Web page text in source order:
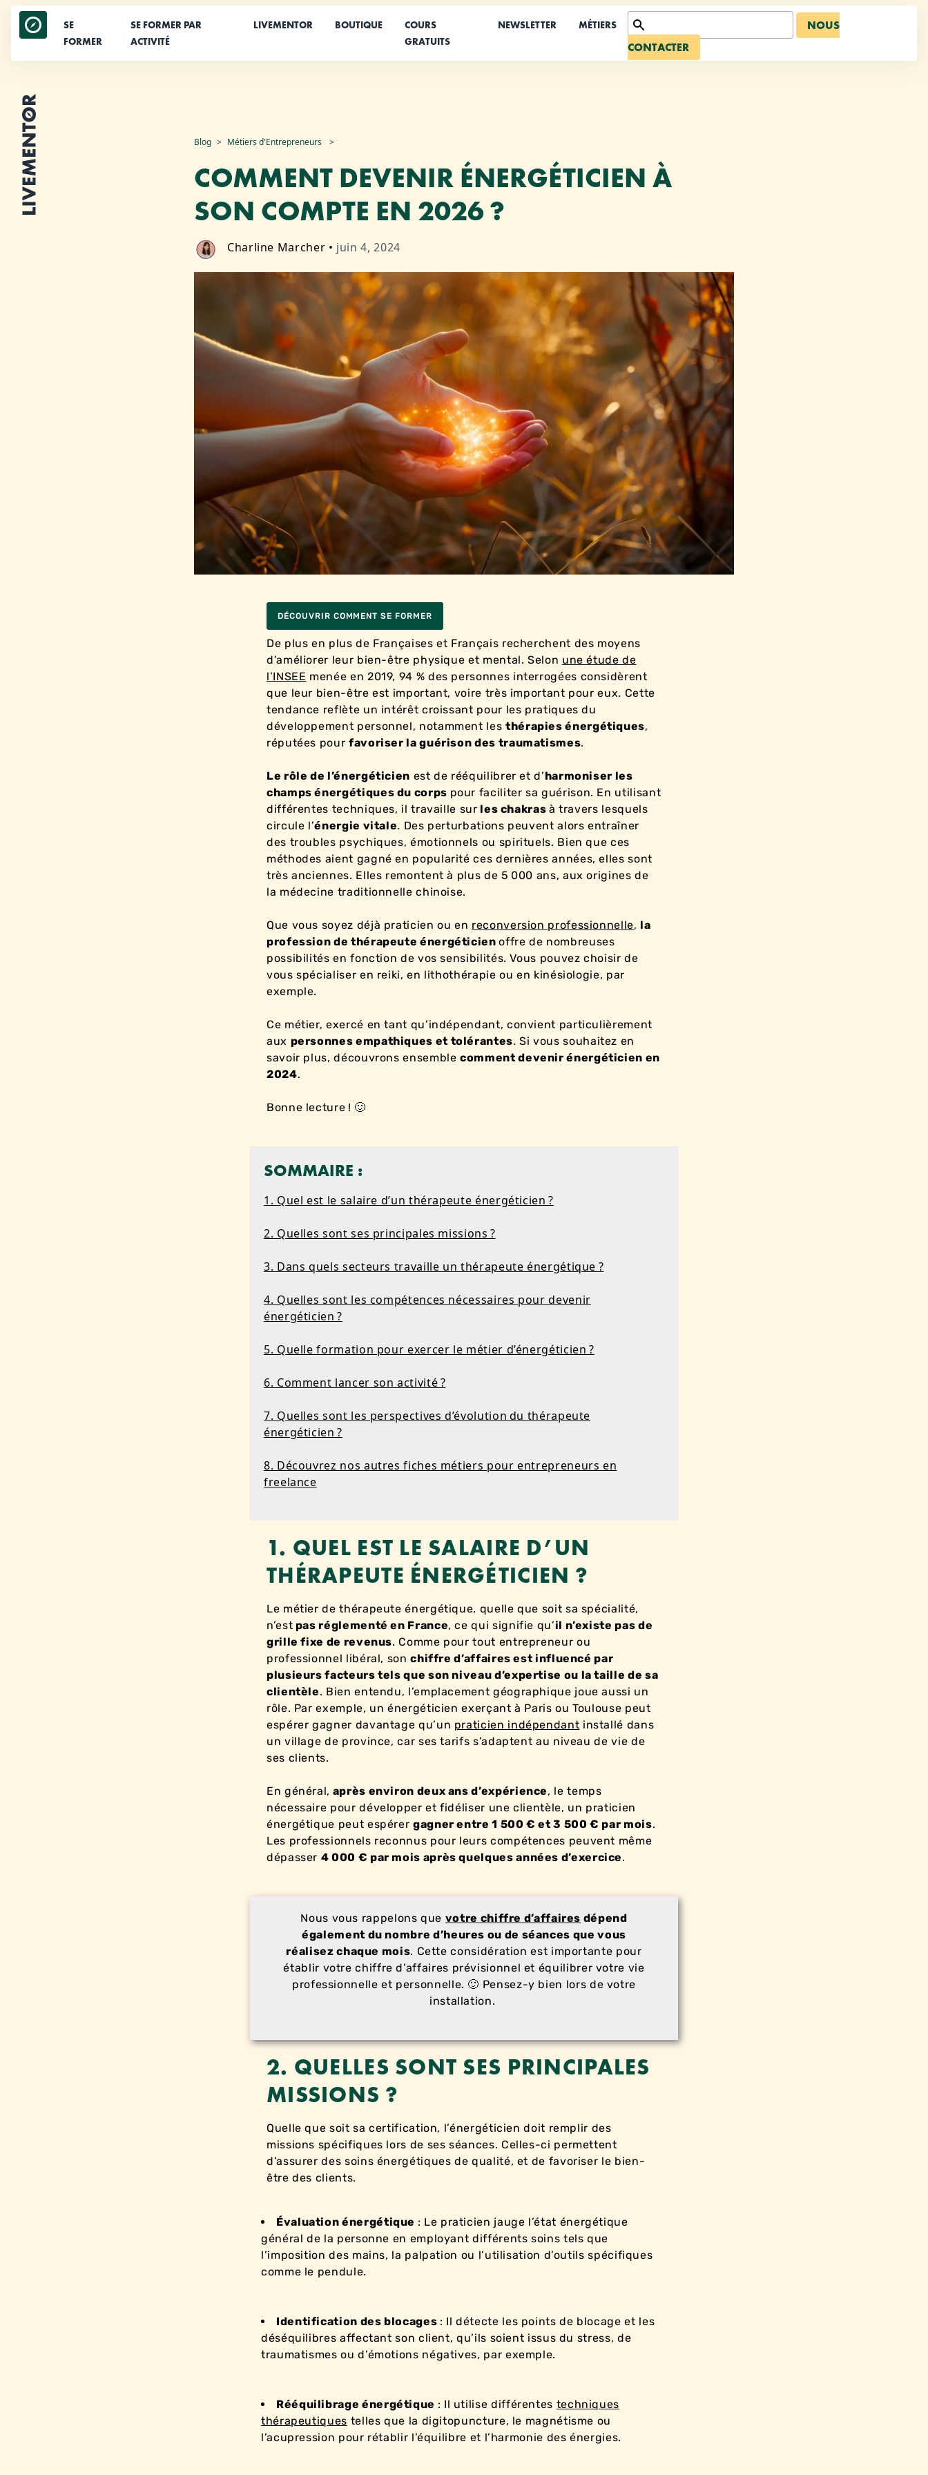
Aller
contenu
SE
FORMER
SE FORMER PAR
ACTIVITÉ
LIVEMENTOR BOUTIQUE
COURS
GRATUITS
NEWSLETTER MÉTIERS
NOUS
CONTACTER
Blog Métiers d'Entrepreneurs
COMMENT DEVENIR ÉNERGÉTICIEN À
SON COMPTE EN 2026 ?
Charline Marcher • juin 4, 2024
DÉCOUVRIR COMMENT SE FORMER
De plus en plus de Françaises et Français recherchent des moyens
d’améliorer leur bien-être physique et mental. Selon une étude de
l’INSEE menée en 2019, 94 % des personnes interrogées considèrent
que leur bien-être est important, voire très important pour eux. Cette
tendance reflète un intérêt croissant pour les pratiques du
développement personnel, notamment les thérapies énergétiques,
réputées pour favoriser la guérison des traumatismes.
Le rôle de l’énergéticien est de rééquilibrer et d’harmoniser les
champs énergétiques du corps pour faciliter sa guérison. En utilisant
différentes techniques, il travaille sur les chakras à travers lesquels
circule l’énergie vitale. Des perturbations peuvent alors entraîner
des troubles psychiques, émotionnels ou spirituels. Bien que ces
méthodes aient gagné en popularité ces dernières années, elles sont
très anciennes. Elles remontent à plus de 5 000 ans, aux origines de
la médecine traditionnelle chinoise.
Que vous soyez déjà praticien ou en reconversion professionnelle, la
profession de thérapeute énergéticienoffre de nombreuses
possibilités en fonction de vos sensibilités. Vous pouvez choisir de
vous spécialiser en reiki, en lithothérapie ou en kinésiologie, par
exemple.
Ce métier, exercé en tant qu’indépendant, convient particulièrement
aux personnes empathiques et tolérantes. Si vous souhaitez en
savoir plus, découvrons ensemblecomment devenir énergéticien en
2024.
Bonne lecture ! 🙂
SOMMAIRE :
1. Quel est le salaire d’un thérapeute énergéticien ?
2. Quelles sont ses principales missions ?
3. Dans quels secteurs travaille un thérapeute énergétique ?
4. Quelles sont les compétences nécessaires pour devenir
énergéticien ?
5. Quelle formation pour exercer le métier d’énergéticien ?
6. Comment lancer son activité ?
7. Quelles sont les perspectives d’évolution du thérapeute
énergéticien ?
8. Découvrez nos autres fiches métiers pour entrepreneurs en
freelance
1. QUEL EST LE SALAIRE D’UN
THÉRAPEUTE ÉNERGÉTICIEN ?
Le métier de thérapeute énergétique, quelle que soit sa spécialité,
n’est pas réglementé en France, ce qui signifie qu’il n’existe pas de
grille fixe de revenus. Comme pour tout entrepreneur ou
professionnel libéral, sonchiffre d’affaires est influencé par
plusieurs facteurs tels que son niveau d’expertise ou la taille de sa
clientèle. Bien entendu, l’emplacement géographique joue aussi un
rôle. Par exemple, un énergéticien exerçant à Paris ou Toulouse peut
espérer gagner davantage qu’un praticien indépendant installé dans
un village de province, car ses tarifs s’adaptent au niveau de vie de
ses clients.
En général, après environ deux ans d’expérience, le temps
nécessaire pour développer et fidéliser une clientèle, un praticien
énergétique peut espérer gagner entre 1 500 € et 3 500 € par mois.
Les professionnels reconnus pour leurs compétences peuvent même
dépasser 4 000 € par mois après quelques années d’exercice.
Nous vous rappelons que votre chiffre d’affaires dépend
également du nombre d’heures ou de séances que vous
réalisez chaque mois. Cette considération est importante pour
établir votre chiffre d’affaires prévisionnel et équilibrer votre vie
professionnelle et personnelle. 🙂 Pensez-y bien lors de votre
installation.
2. QUELLES SONT SES PRINCIPALES
MISSIONS ?
Quelle que soit sa certification, l’énergéticien doit remplir des
missions spécifiques lors de ses séances. Celles-ci permettent
d’assurer des soins énergétiques de qualité, et de favoriser le bien-
être des clients.
Évaluation énergétique : Le praticien jauge l’état énergétique
général de la personne en employant différents soins tels que
l’imposition des mains, la palpation ou l’utilisation d’outils spécifiques
comme le pendule.
Identification des blocages : Il détecte les points de blocage et les
déséquilibres affectant son client, qu’ils soient issus du stress, de
traumatismes ou d’émotions négatives, par exemple.
Rééquilibrage énergétique : Il utilise différentes techniques
thérapeutiques telles que la digitopuncture, le magnétisme ou
l’acupression pour rétablir l’équilibre et l’harmonie des énergies.